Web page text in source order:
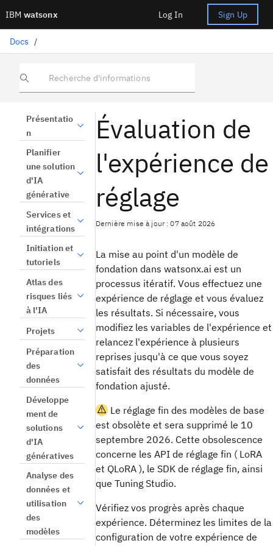
IBM watsonx Log In Sign Up
Docs /
Recherche d'informations
Présentatio
n
Planifier
une solution
d'IA
générative
Services et
intégrations
Initiation et
tutoriels
Atlas des
risques liés
à l'IA
Projets
Préparation
des
données
Développe
ment de
solutions
d'IA
génératives
Analyse des
données et
utilisation
des
modèles
Évaluation de
l'expérience de
réglage
Dernière mise à jour : 07 août 2026
La mise au point d'un modèle de
fondation dans watsonx.ai est un
processus itératif. Vous effectuez une
expérience de réglage et vous évaluez
les résultats. Si nécessaire, vous
modifiez les variables de l'expérience et
relancez l'expérience à plusieurs
reprises jusqu'à ce que vous soyez
satisfait des résultats du modèle de
fondation ajusté.
Le réglage fin des modèles de base
est obsolète et sera supprimé le 10
septembre 2026. Cette obsolescence
concerne les API de réglage fin ( LoRA
et QLoRA ), le SDK de réglage fin, ainsi
que Tuning Studio.
Vérifiez vos progrès après chaque
expérience. Déterminez les limites de la
configuration de votre expérience de